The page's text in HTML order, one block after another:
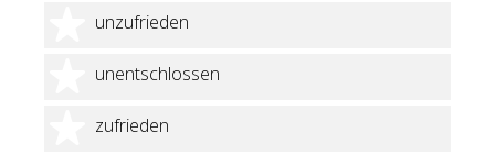
unzufrieden
2 Sterne
unentschlossen
3 Sterne
zufrieden
4 Sterne